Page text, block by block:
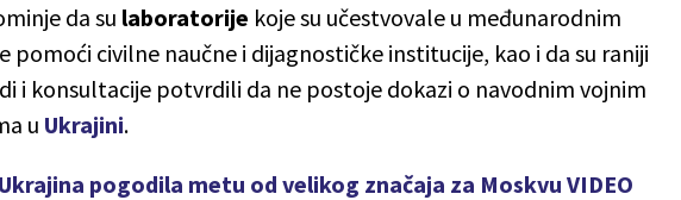
da su laboratorije koje su učestvovale u međunarodnim
civilne naučne i dijagnostičke institucije, kao i da su raniji
i konsultacije potvrdili da ne postoje dokazi o navodnim vojnim
u Ukrajini.
pogodila metu od velikog značaja za Moskvu VIDEO